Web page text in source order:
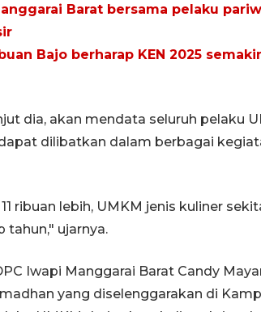
Barat bersama pelaku
Bajo berharap KEN 2025
dia, akan mendata seluruh pelaku
dilibatkan dalam berbagai
ribuan lebih, UMKM jenis kuliner
tahun," ujarnya.
Iwapi Manggarai Barat Candy
yang diselenggarakan di12 Juni